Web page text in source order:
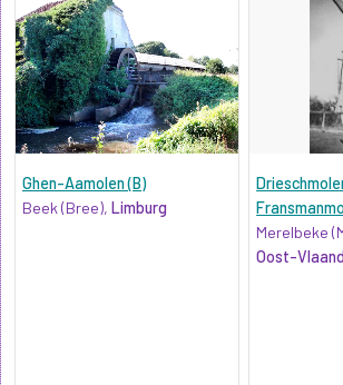
Ghen-Aamolen (B)
Beek (Bree), Limburg
Merelbeke
Oost-